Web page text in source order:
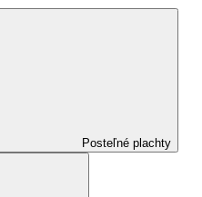
Posteľné plachty